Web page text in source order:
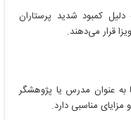
دلیل کمبود شدید پرستاران
قرار می‌دهند.
به عنوان مدرس یا پژوهشگر
مناسبی دارد.